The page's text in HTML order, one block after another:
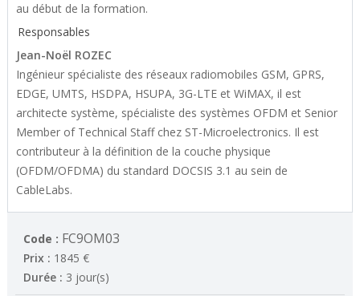
au début de la formation.
Responsables
Jean-Noël ROZEC
Ingénieur spécialiste des réseaux radiomobiles GSM, GPRS,
EDGE, UMTS, HSDPA, HSUPA, 3G-LTE et WiMAX, il est
architecte système, spécialiste des systèmes OFDM et Senior
Member of Technical Staff chez ST-Microelectronics. Il est
contributeur à la définition de la couche physique
(OFDM/OFDMA) du standard DOCSIS 3.1 au sein de
CableLabs.
Code : FC9OM03
Prix : 1845 €
Durée : 3 jour(s)